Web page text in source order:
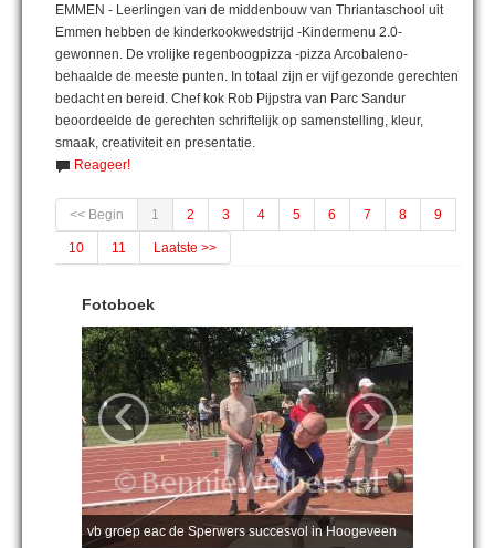
EMMEN - Leerlingen van de middenbouw van Thriantaschool uit
Emmen hebben de kinderkookwedstrijd -Kindermenu 2.0-
gewonnen. De vrolijke regenboogpizza -pizza Arcobaleno-
behaalde de meeste punten. In totaal zijn er vijf gezonde gerechten
bedacht en bereid. Chef kok Rob Pijpstra van Parc Sandur
beoordeelde de gerechten schriftelijk op samenstelling, kleur,
smaak, creativiteit en presentatie.
Reageer!
<< Begin 1 2 3 4 5 6 7 8 9
10 11 Laatste >>
Fotoboek
vb groep eac de Sperwers succesvol in Hoogeveen
‹ ›